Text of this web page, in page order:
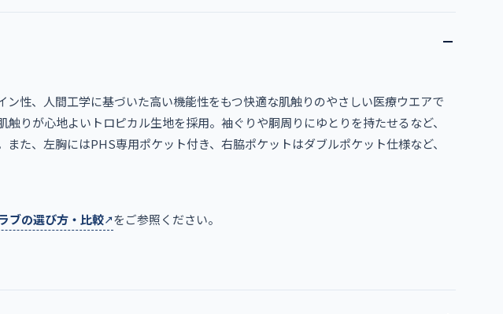
性、人間工学に基づいた高い機能性をもつ快適な肌触りのやさしい医療ウエアで
りが心地よいトロピカル生地を採用。袖ぐりや胴周りにゆとりを持たせるなど、
た、左胸にはPHS専用ポケット付き、右脇ポケットはダブルポケット仕様など、
ブの選び方・比較 をご参照ください。